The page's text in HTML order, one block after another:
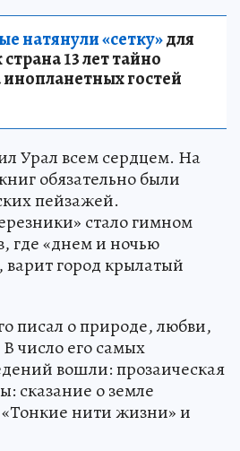
натянули «сетку»для
13 лет тайно
инопланетных гостей
Урал всем сердцем. На
обязательно были
пейзажей.
стало гимном
где «днем и ночью
город крылатый
писал о природе, любви,
число его самых
вошли: прозаическая
сказание о земле
нити жизни» и